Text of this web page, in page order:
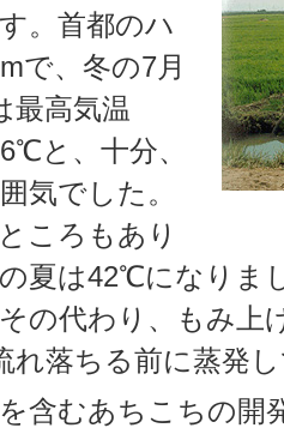
。首都のハ
で、冬の7月
最高気温
と、十分、
気でした。
ころもあり
夏は42℃になりま
の代わり、もみ上
れ落ちる前に蒸発
含むあちこちの開